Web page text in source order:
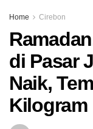
Home Cirebon
di Pasar
Naik,
Kilogram